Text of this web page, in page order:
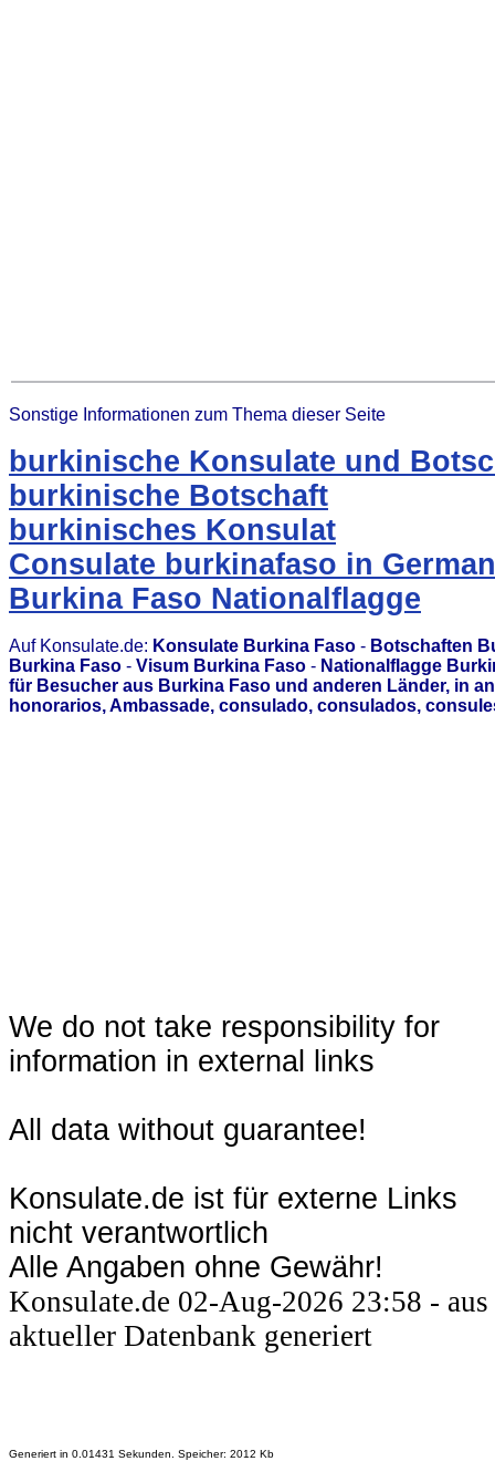
Sonstige Informationen zum Thema dieser Seite
burkinische Konsulate und
burkinische Botschaft
burkinisches Konsulat
Consulate burkinafaso in
Burkina Faso Nationalflagge
Auf Konsulate.de: Konsulate Burkina Faso - Botschaften
Burkina Faso - Visum Burkina Faso - Nationalflagge
für Besucher aus Burkina Faso und anderen Länder, in
honorarios, Ambassade, consulado, consulados,
We do not take responsibility for
information in external links
All data without guarantee!
Konsulate.de ist für externe Links
nicht verantwortlich
Alle Angaben ohne Gewähr!
Konsulate.de 02-Aug-2026 23:58 - aus
aktueller Datenbank generiert
Generiert in 0.01431 Sekunden. Speicher: 2012 Kb